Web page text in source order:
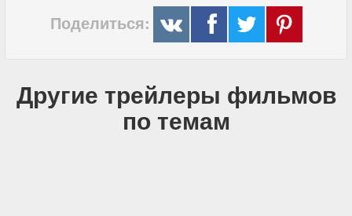
Поделиться:
Другие трейлеры фильмов
по темам